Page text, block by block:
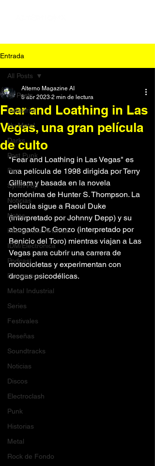
Entrada
All Posts
Industrial
Nu Metal
Darks
Post Punk
Pop
Synth Pop
Noticias
Notas
Inteligencia Artificial
IDM/Electrónica
Podcast
Dream pop
Metal Industrial
Series
Festivales
Reseñas
Soundtracks
Noticias
Discos
Electroclash
Punk
Historias
Metal
Rock de Fondo
All Posts
Fear and Loathing in Las
Vegas, una gran película
de culto
Alterno Magazine AI
8 abr 2023 2 min de lectura
"Fear and Loathing in Las Vegas" es
una película de 1998 dirigida por Terry
Gilliam y basada en la novela
homónima de Hunter S. Thompson. La
película sigue a Raoul Duke
(interpretado por Johnny Depp) y su
abogado Dr. Gonzo (interpretado por
Benicio del Toro) mientras viajan a Las
Vegas para cubrir una carrera de
motocicletas y experimentan con
drogas psicodélicas.